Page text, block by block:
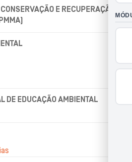
E RECUPERAÇÃO
DE EDUCAÇÃO AMBIENTAL